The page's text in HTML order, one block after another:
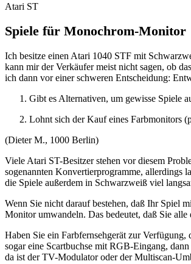
Atari ST
Spiele für Monochrom-Monitor
Ich besitze einen Atari 1040 STF mit
kann mir der Verkäufer meist nicht sagen, ob
ich dann vor einer schweren Entscheidung:
Gibt es Alternativen, um gewisse Spiele
Lohnt sich der Kauf eines Farbmonitors
(Dieter M., 1000 Berlin)
Viele Atari ST-Besitzer stehen vor diesem
sogenannten Konvertierprogramme, allerdings
die Spiele außerdem in Schwarzweiß viel
Wenn Sie nicht darauf bestehen, daß Ihr Spiel
Monitor umwandeln. Das bedeutet, daß Sie
Haben Sie ein Farbfernsehgerät zur
sogar eine Scartbuchse mit RGB-Eingang,
da ist der TV-Modulator oder der Multiscan-